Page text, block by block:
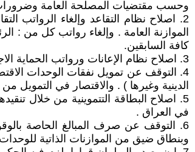
وحسب مقتضيات المصلحة العامة
الموازنة العامة . وإلغاء رواتب كل من :
كافة السابقين.
3. اصلاح نظام الإعانات ورواتب الحماية الاجتماعية وأن تقتصر فقط على المستحقين لها فقط من خلال معايير جديدة تضعها وزارة العمل .
4. التوقف عن تمويل نفقات الوحدات
الدينية وغيرها ) . والاقتصار في التمويل
5. اصلاح البطاقة التتموينية من خلال
في العراق .
6. التوقف عن صرف المبالغ الحاصة
وبنطاق ضيق من الموازنات الذاتية